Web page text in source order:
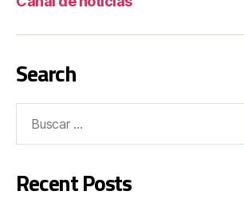
Search
Recent Posts